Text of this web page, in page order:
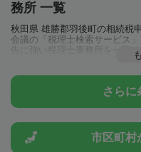
務所 一覧
秋田県 雄勝郡羽後町の相続税
会議の「税理士検索サービス
告に強い税理士事務所を一覧
や特例制度のことは一度近隣
さらに
市区町村